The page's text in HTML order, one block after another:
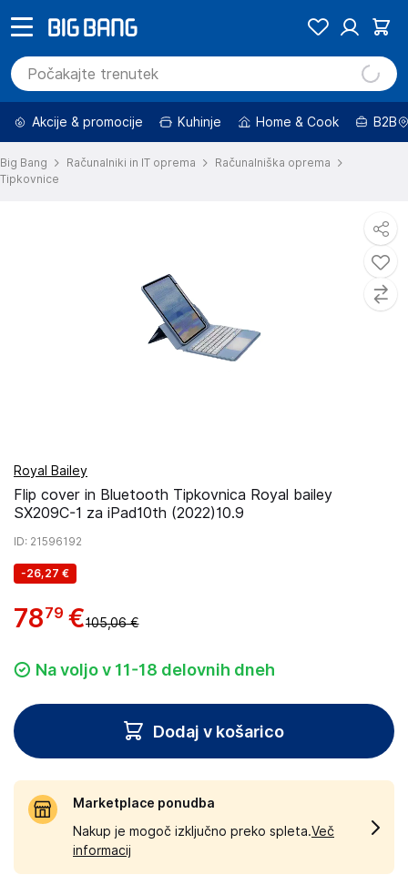
Akcije & promocije Kuhinje Home & Cook B2B
Big Bang Računalniki in IT oprema
Računalniška oprema
Tipkovnice
Royal Bailey
Flip cover in Bluetooth Tipkovnica Royal bailey
SX209C-1 za iPad10th (2022)10.9
ID: 21596192
-26,27 €
7879 €105,06 €
Na voljo v 11-18 delovnih dneh
Dodaj v košarico
Marketplace ponudba
Nakup je mogoč izključno preko spleta.Več
informacij